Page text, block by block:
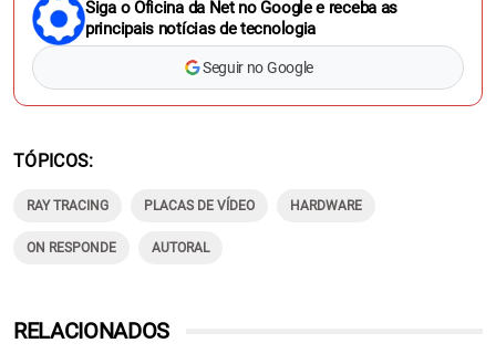
Siga o Oficina da Net no Google e receba as
principais notícias de tecnologia
Seguir no Google
TÓPICOS
RAY TRACING PLACAS DE VÍDEO HARDWARE
ON RESPONDE AUTORAL
RELACIONADOS